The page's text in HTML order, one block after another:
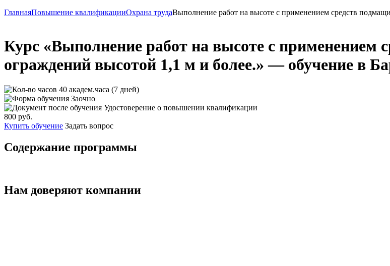
ГлавнаяПовышение квалификацииОхрана трудаВыполнение работ на высоте с применением средств
Курс «Выполнение работ на высоте с применением
ограждений высотой 1,1 м и более.» — обучение в
40 академ.часа (7 дней)
Заочно
Удостоверение о повышении квалификации
800 руб.
Купить обучение Задать вопрос
Содержание программы
Нам доверяют компании